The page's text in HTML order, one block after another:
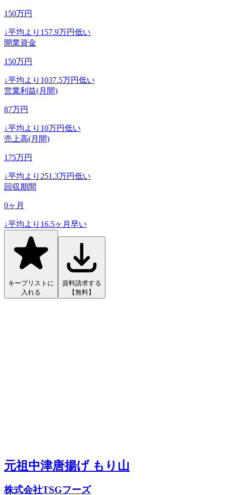
150万円
↓平均より 157.9万円低い
開業資金
150万円
↓平均より 1037.5万円低い
営業利益(月間)
87万円
↓平均より 10万円低い
売上高(月間)
175万円
↓平均より 251.3万円低い
回収期間
0ヶ月
↓平均より 16.5ヶ月早い
キープリストに
入れる
資料請求する
【無料】
元祖中津唐揚げ もり山
株式会社TSGフーズ